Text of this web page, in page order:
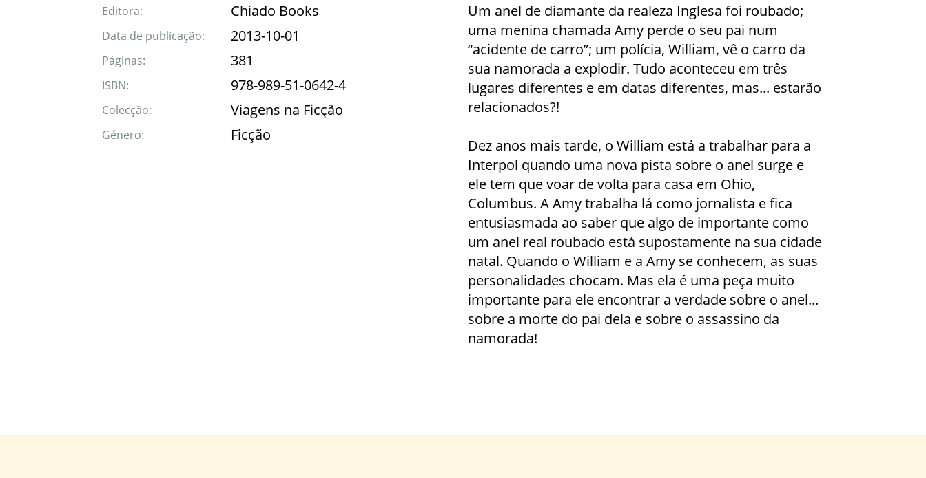
Editora: Chiado Books
Data de publicação: 2013-10-01
Páginas: 381
ISBN: 978-989-51-0642-4
Colecção: Viagens na Ficção
Género: Ficção
Um anel de diamante da realeza Inglesa foi roubado;
uma menina chamada Amy perde o seu pai num
“acidente de carro”; um polícia, William, vê o carro da
sua namorada a explodir. Tudo aconteceu em três
lugares diferentes e em datas diferentes, mas... estarão
relacionados?!
Dez anos mais tarde, o William está a trabalhar para a
Interpol quando uma nova pista sobre o anel surge e
ele tem que voar de volta para casa em Ohio,
Columbus. A Amy trabalha lá como jornalista e fica
entusiasmada ao saber que algo de importante como
um anel real roubado está supostamente na sua cidade
natal. Quando o William e a Amy se conhecem, as suas
personalidades chocam. Mas ela é uma peça muito
importante para ele encontrar a verdade sobre o anel...
sobre a morte do pai dela e sobre o assassino da
namorada!